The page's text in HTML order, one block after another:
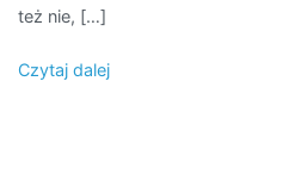
też nie, […]
Czytaj dalej